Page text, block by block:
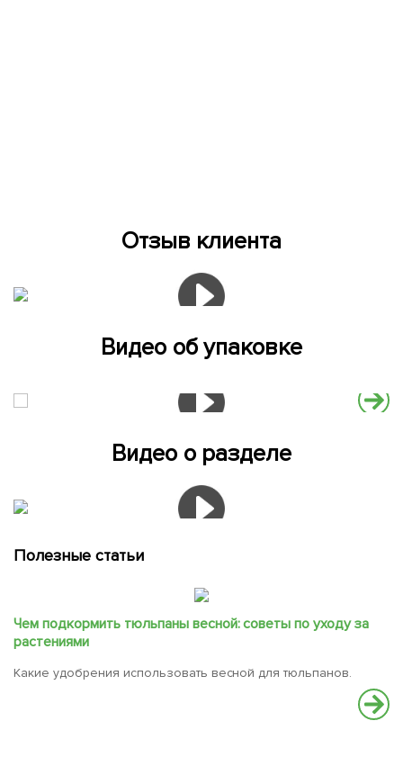
Отзыв клиента
Видео об упаковке
Видео о разделе
Полезные статьи
Чем подкормить тюльпаны весной: советы по уходу за
растениями
Какие удобрения использовать весной для тюльпанов.